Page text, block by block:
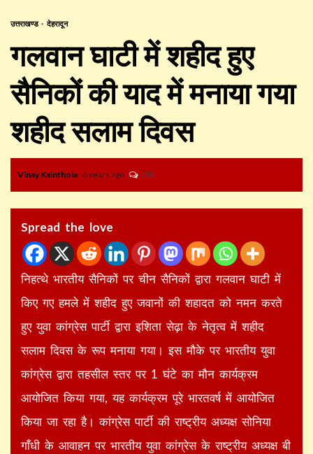
उत्तराखण्ड देहरादून
गलवान घाटी में शहीद हुए
सैनिकों की याद में मनाया गया
शहीद सलाम दिवस
Vinay Kainthola 6 years ago 130
Spread the love
निहत्थे भारतीय सैनिकों पर चीन सैनिकों द्वारा गलवान घाटी में
किए गए हमले में शहीद हुए जवानों की शहादत को नमन करते
हुए युवा कांग्रेस पार्टी द्वारा इशिता सेढ़ा के नेतृत्व में शहीद
सलाम दिवस के रूप मनाया गया। इस मौके पर भारतीय युवा
कांग्रेस द्वारा तहसील स्तर पर 1 घंटे का मौन कार्यक्रम
आयोजित किया गया, यह कार्यक्रम पूरे भारतवर्ष में आयोजित
किया जा रहा है। कांग्रेस पार्टी की राष्ट्रीय अध्यक्ष सोनिया
गाँधी के आवाहन पर भारतीय युवा कांग्रेस के राष्ट्रीय अध्यक्ष बी